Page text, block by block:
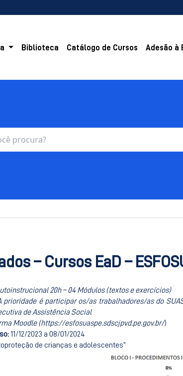
Biblioteca Catálogo de Cursos Adesão à
– Cursos EaD –
20h – 04 Módulos (textos e exercícios)
prioridade é participar os/as trabalhadores/as do
de Assistência Social
Moodle (https://esfosuaspe.sdscjpvd.pe.gov.br/)
11/12/2023 a 08/01/2024
de crianças e adolescentes”